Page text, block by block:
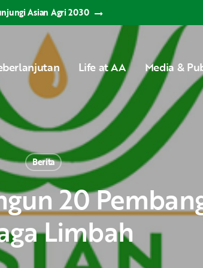
Asian Agri 2030
Life at AA Media &
Berita
Limbah